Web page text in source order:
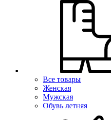
Все товары
Женская
Мужская
Обувь летняя